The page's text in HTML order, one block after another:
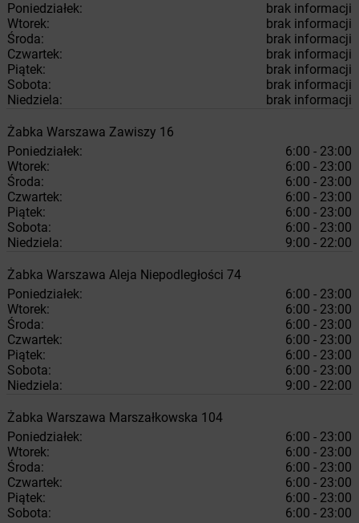
Poniedziałek:
brak informacji
Wtorek:
brak informacji
Środa:
brak informacji
Czwartek:
brak informacji
Piątek:
brak informacji
Sobota:
brak informacji
Niedziela:
brak informacji
Żabka Warszawa Zawiszy 16
Poniedziałek:
6:00 - 23:00
Wtorek:
6:00 - 23:00
Środa:
6:00 - 23:00
Czwartek:
6:00 - 23:00
Piątek:
6:00 - 23:00
Sobota:
6:00 - 23:00
Niedziela:
9:00 - 22:00
Żabka Warszawa Aleja Niepodległości 74
Poniedziałek:
6:00 - 23:00
Wtorek:
6:00 - 23:00
Środa:
6:00 - 23:00
Czwartek:
6:00 - 23:00
Piątek:
6:00 - 23:00
Sobota:
6:00 - 23:00
Niedziela:
9:00 - 22:00
Żabka Warszawa Marszałkowska 104
Poniedziałek:
6:00 - 23:00
Wtorek:
6:00 - 23:00
Środa:
6:00 - 23:00
Czwartek:
6:00 - 23:00
Piątek:
6:00 - 23:00
Sobota:
6:00 - 23:00